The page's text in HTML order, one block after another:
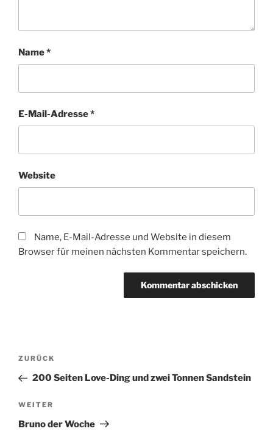
Name*
E-Mail-Adresse*
Website
Name, E-Mail-Adresse und Website in diesem
Browser für meinen nächsten Kommentar speichern.
Beitragsnavigation
Vorheriger
Beitrag
ZURÜCK
200 Seiten Love-Ding und zwei Tonnen Sandstein
Nächster
Beitrag
WEITER
Bruno der Woche